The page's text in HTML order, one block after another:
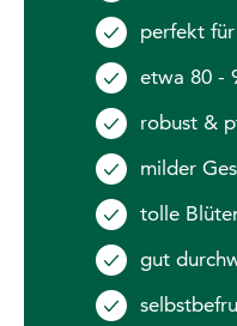
perfekt
etwa 80 -
robust &
milder
tolle
gut